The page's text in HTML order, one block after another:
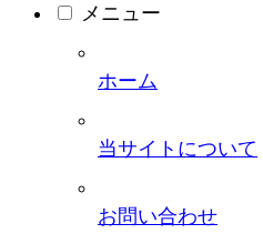
メニュー
ホーム
当サイトについて
お問い合わせ